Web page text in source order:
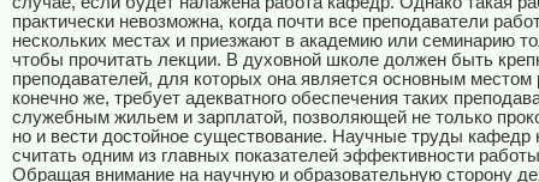
практически невозможна, когда почти все преподаватели
нескольких местах и приезжают в академию или семинарию
чтобы прочитать лекции. В духовной школе должен быть
преподавателей, для которых она является основным
конечно же, требует адекватного обеспечения таких
служебным жильем и зарплатой, позволяющей не только
но и вести достойное существование. Научные труды кафедр
считать одним из главных показателей эффективности
Обращая внимание на научную и образовательную сторону